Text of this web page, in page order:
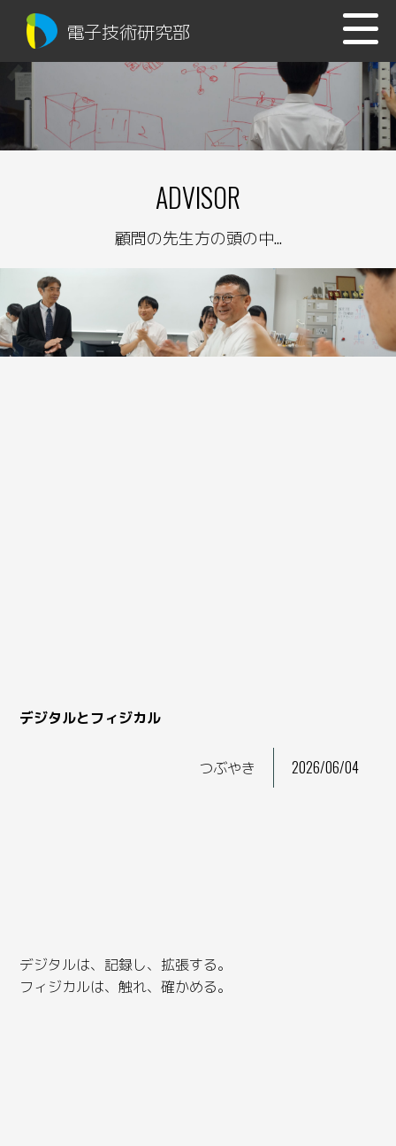
電子技術研究部
ADVISOR
顧問の先生方の頭の中...
デジタルとフィジカル
つぶやき 2026/06/04
デジタルは、記録し、拡張する。
フィジカルは、触れ、確かめる。